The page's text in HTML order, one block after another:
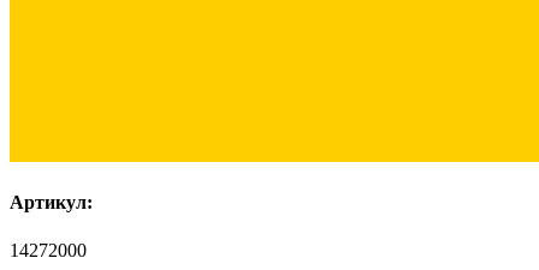
Артикул:
14272000